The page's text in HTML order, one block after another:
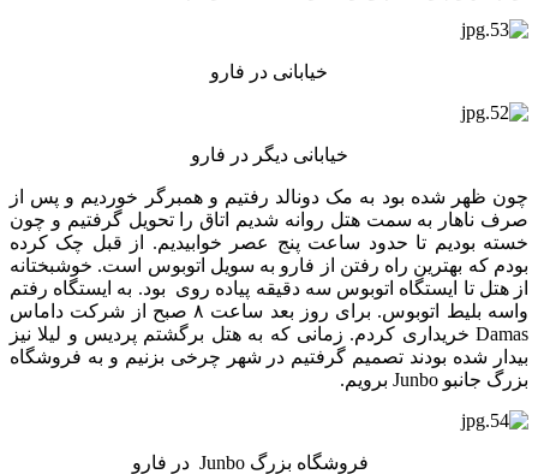
خیابانی در فارو
خیابانی دیگر در فارو
چون ظهر شده بود به مک دونالد رفتیم و همبرگر خوردیم و پس از
صرف ناهار به سمت هتل روانه شدیم اتاق را تحویل گرفتیم و چون
خسته بودیم تا حدود ساعت پنج عصر خوابیدیم. از قبل چک کرده
بودم که بهترین راه رفتن از فارو به سویل اتوبوس است. خوشبختانه
از هتل تا ایستگاه اتوبوس سه دقیقه پیاده روی بود. به ایستگاه رفتم
واسه بلیط اتوبوس. برای روز بعد ساعت ۸ صبح از شرکت داماس
Damas خریداری کردم. زمانی که به هتل برگشتم پردیس و لیلا نیز
بیدار شده بودند تصمیم گرفتیم در شهر چرخی بزنیم و به فروشگاه
بزرگ جانبو Junbo برویم.
فروشگاه بزرگ Junbo در فارو